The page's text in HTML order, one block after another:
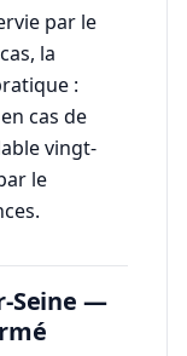
par le
la
:
cas de
vingt-
le
Seine —